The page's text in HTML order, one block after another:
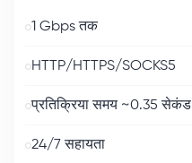
1 Gbps तक
HTTP/HTTPS/SOCKS5
प्रतिक्रिया समय ~0.35 सेकंड
24/7 सहायता